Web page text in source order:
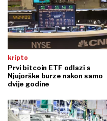
kripto
Prvi bitcoin ETF odlazi s
Njujorške burze nakon samo
dvije godine